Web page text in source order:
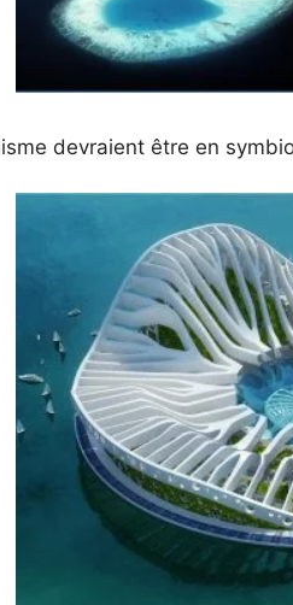
devraient être en